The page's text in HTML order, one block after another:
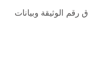
رقم الوثيقة وبيانات